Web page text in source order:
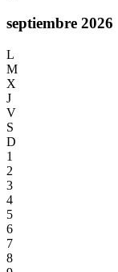
septiembre 2026
L
M
X
J
V
S
D
1
2
3
4
5
6
7
8